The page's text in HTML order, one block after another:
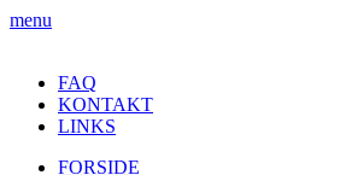
menu
FAQ
KONTAKT
LINKS
FORSIDE